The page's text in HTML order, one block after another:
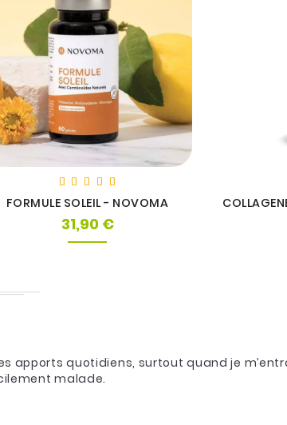
FORMULE SOLEIL - NOVOMA
31,90 €Prix
apports quotidiens, surtout quand je
malade.